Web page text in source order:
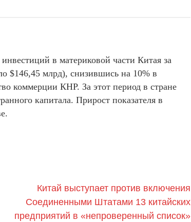
в материковой части Китая за
$146,45 млрд), снизившись на 10% в
коммерции КНР. За этот период в стране
капитала. Прирост показателя в
Китай выступает против включения
Соединенными Штатами 13 китайских
предприятий в «непроверенный список»